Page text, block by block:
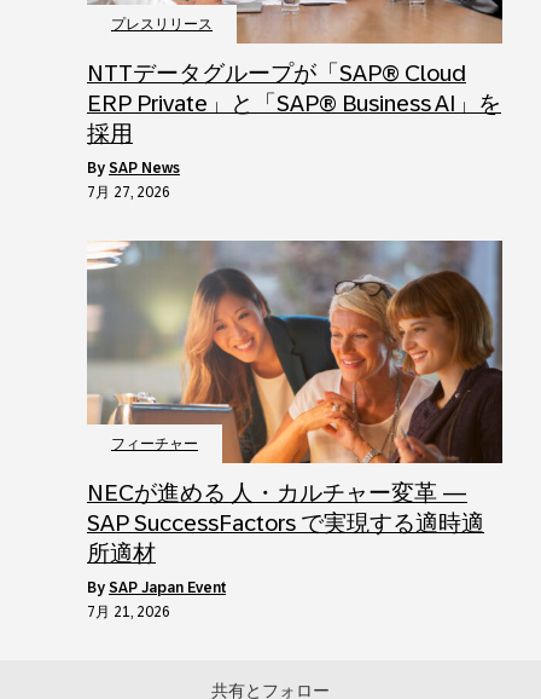
プレスリリース
NTTデータグループが「SAP® Cloud
ERP Private」と「SAP® Business AI」を
採用
by SAP News
7月 27, 2026
フィーチャー
NECが進める 人・カルチャー変革 ―
SAP SuccessFactors で実現する適時適
所適材
by SAP Japan Event
7月 21, 2026
共有とフォロー